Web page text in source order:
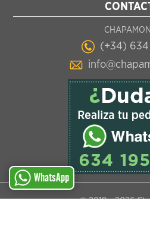
(+34) 634
© 2018 -2026
WhatsApp